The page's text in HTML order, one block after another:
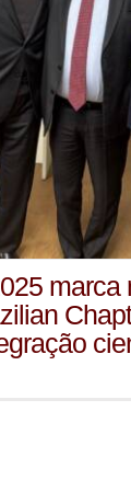
marca